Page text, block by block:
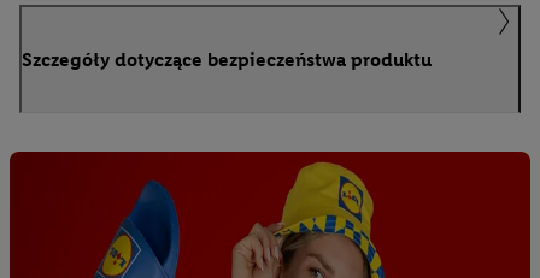
Szczegóły dotyczące bezpieczeństwa produktu